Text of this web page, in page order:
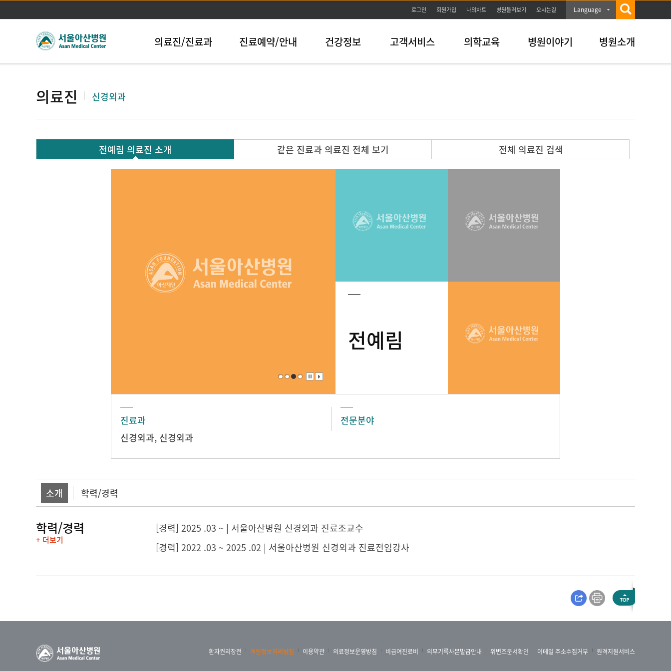
본문바로가기
로그인 회원가입 나의차트 병원둘러보기 오시는길 Language
의료진/진료과 진료예약/안내 건강정보 고객서비스 의학교육 병원이야기 병원소개
의료진 신경외과
전예림 의료진 소개 같은 진료과 의료진 전체 보기 전체 의료진 검색
전예림
진료과
신경외과, 신경외과
전문분야
소개 학력/경력
학력/경력
+ 더보기
[경력] 2025 .03 ~ | 서울아산병원 신경외과 진료조교수
[경력] 2022 .03 ~ 2025 .02 | 서울아산병원 신경외과 진료전임강사
환자권리장전 개인정보처리방침 이용약관 의료정보운영방침 비급여진료비 의무기록사본발급안내 위변조문서확인 이메일 주소수집거부 원격지원서비스